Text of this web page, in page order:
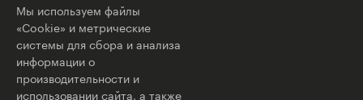
Мы используем файлы
«Cookie» и метрические
системы для сбора и анализа
информации о
производительности и
использовании сайта, а также